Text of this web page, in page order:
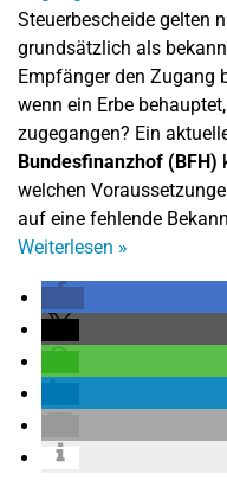
Steuerbescheide gelten
grundsätzlich als
Empfänger den Zugang
wenn ein Erbe
zugegangen? Ein
Bundesfinanzhof (BFH)
welchen
auf eine fehlende
Weiterlesen »